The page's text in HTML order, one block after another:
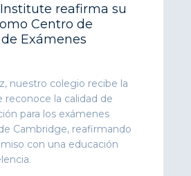
reafirma su
Centro de
Exámenes
nuestro colegio recibe la
reconoce la calidad de
para los exámenes
Cambridge, reafirmando
con una educación